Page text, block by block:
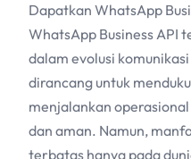
Dapatkan WhatsApp
WhatsApp Business API
dalam evolusi
dirancang untuk
menjalankan
dan aman. Namun,
terbatas hanya pada